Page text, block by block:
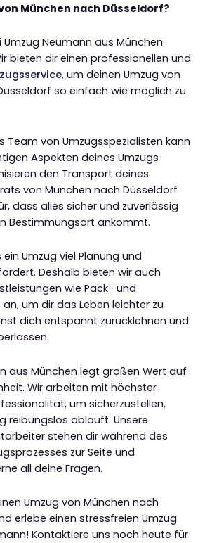
München nach Düsseldorf?
Neumann aus München
bieten dir einen professionellen und
, um deinen Umzug von
so einfach wie möglich zu
Team von Umzugsspezialisten kann
Aspekten deines Umzugs
den Transport deines
von München nach Düsseldorf
dass alles sicher und zuverlässig
Bestimmungsort ankommt.
Umzug viel Planung und
Deshalb bieten wir auch
wie Pack- und
um dir das Leben leichter zu
dich entspannt zurücklehnen und
aus München legt großen Wert auf
Wir arbeiten mit höchster
um sicherzustellen,
reibungslos abläuft. Unsere
stehen dir während des
zur Seite und
all deine Fragen.
Umzug von München nach
erlebe einen stressfreien Umzug
Kontaktiere uns noch heute für